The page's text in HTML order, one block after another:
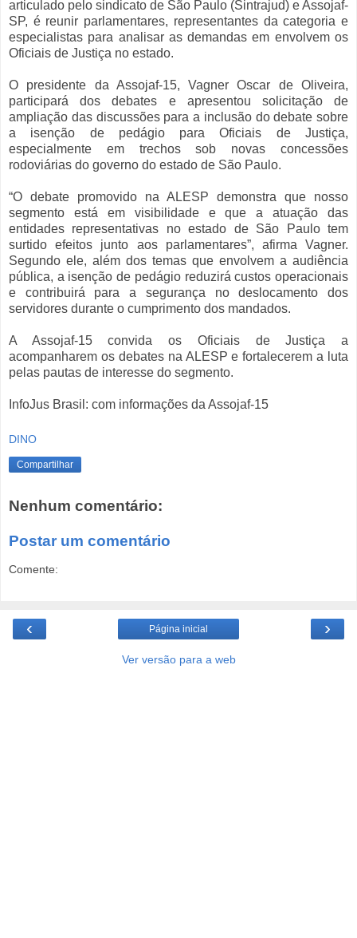
articulado pelo sindicato de São Paulo (Sintrajud) e Assojaf-
SP, é reunir parlamentares, representantes da categoria e
especialistas para analisar as demandas em envolvem os
Oficiais de Justiça no estado.
O presidente da Assojaf-15, Vagner Oscar de Oliveira,
participará dos debates e apresentou solicitação de
ampliação das discussões para a inclusão do debate sobre
a isenção de pedágio para Oficiais de Justiça,
especialmente em trechos sob novas concessões
rodoviárias do governo do estado de São Paulo.
“O debate promovido na ALESP demonstra que nosso
segmento está em visibilidade e que a atuação das
entidades representativas no estado de São Paulo tem
surtido efeitos junto aos parlamentares”, afirma Vagner.
Segundo ele, além dos temas que envolvem a audiência
pública, a isenção de pedágio reduzirá custos operacionais
e contribuirá para a segurança no deslocamento dos
servidores durante o cumprimento dos mandados.
A Assojaf-15 convida os Oficiais de Justiça a
acompanharem os debates na ALESP e fortalecerem a luta
pelas pautas de interesse do segmento.
InfoJus Brasil: com informações da Assojaf-15
DINO
Compartilhar
Nenhum comentário:
Postar um comentário
Comente:
‹ ›
Página inicial
Ver versão para a web